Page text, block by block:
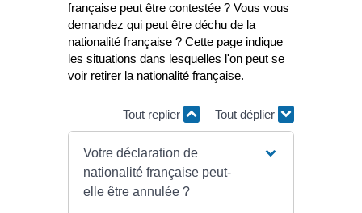
française peut être contestée ? Vous vous
demandez qui peut être déchu de la
nationalité française ? Cette page indique
les situations dans lesquelles l'on peut se
voir retirer la nationalité française.
Tout replier Tout déplier
Votre déclaration de
nationalité française peut-
elle être annulée ?